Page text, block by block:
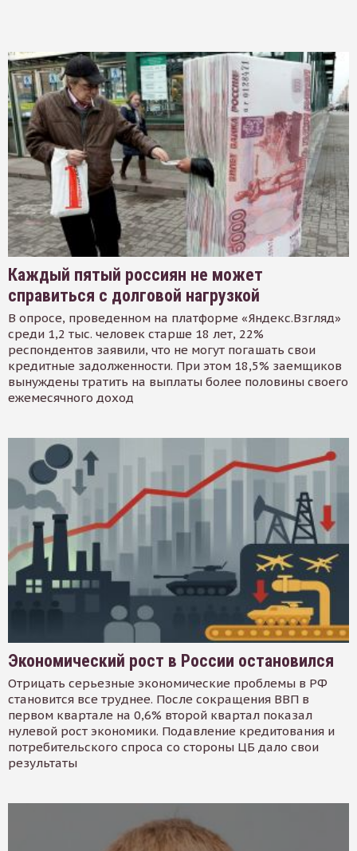
Каждый пятый россиян не может
справиться с долговой нагрузкой
В опросе, проведенном на платформе «Яндекс.Взгляд»
среди 1,2 тыс. человек старше 18 лет, 22%
респондентов заявили, что не могут погашать свои
кредитные задолженности. При этом 18,5% заемщиков
вынуждены тратить на выплаты более половины своего
ежемесячного доход
Экономический рост в России остановился
Отрицать серьезные экономические проблемы в РФ
становится все труднее. После сокращения ВВП в
первом квартале на 0,6% второй квартал показал
нулевой рост экономики. Подавление кредитования и
потребительского спроса со стороны ЦБ дало свои
результаты